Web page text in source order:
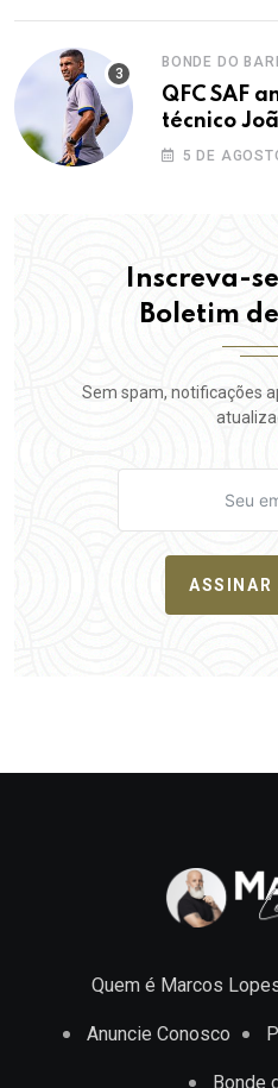
BONDE DO
QFC SAF
técnico
da elite do
5 DE
Inscreva-
Boletim
Sem spam, notificações
ASSINAR
Quem é Marcos
Anuncie Conosco
Bonde